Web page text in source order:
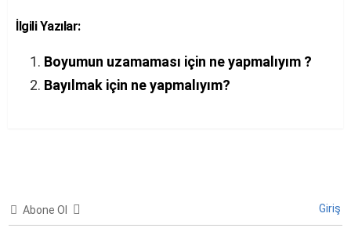
İlgili Yazılar:
Boyumun uzamaması için ne yapmalıyım ?
Bayılmak için ne yapmalıyım?
Abone Ol Giriş